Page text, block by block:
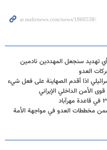
أي تهديد سنجعل المهددين نادمين
العدو
اذا أقدم الصهاينة على فعل شيء
الأمن الداخلي الإيراني
مخططات العدو في مواجهة الأمة